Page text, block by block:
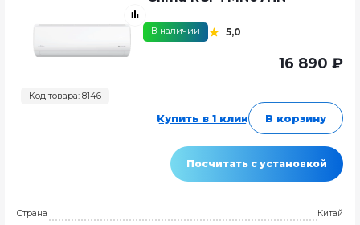
Код товара: 8146
В наличии 5,0
16 890 ₽
Купить в 1 клик В корзину
Посчитать с установкой
Страна
Китай